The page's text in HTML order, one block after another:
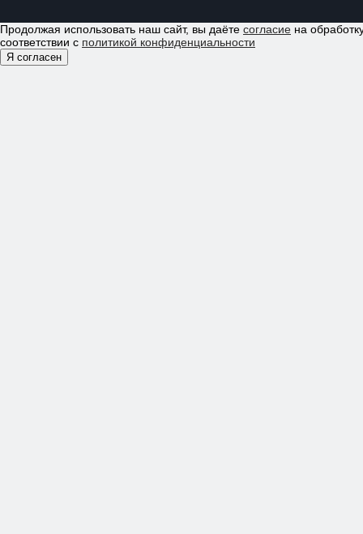
Продолжая использовать наш сайт, вы даёте согласие на
соответствии с политикой конфиденциальности
Я согласен